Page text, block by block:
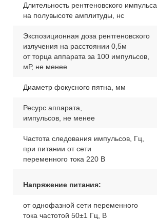
Длительность рентгеновского импульса
на полувысоте амплитуды, нс
Экспозиционная доза рентгеновского
излучения на расстоянии 0,5м
от торца аппарата за 100 импульсов,
мР, не менее
Диаметр фокусного пятна, мм
Ресурс аппарата,
импульсов, не менее
Частота следования импульсов, Гц,
при питании от сети
переменного тока 220 В
Напряжение питания:
от однофазной сети переменного
тока частотой 50±1 Гц, В